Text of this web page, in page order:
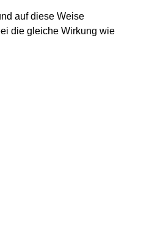
auf diese Weise
die gleiche Wirkung wie